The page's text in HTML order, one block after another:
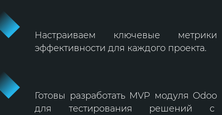
Настраиваем ключевые метрики
эффективности для каждого проекта.
Готовы разработать MVP модуля Odoo
для тестирования решений с